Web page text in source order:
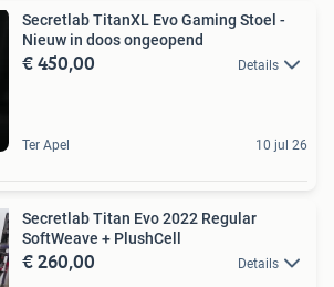
Secretlab TitanXL Evo Gaming Stoel -
Nieuw in doos ongeopend
€ 450,00 Details
Ter Apel 10 jul 26
Secretlab Titan Evo 2022 Regular
SoftWeave + PlushCell
€ 260,00 Details